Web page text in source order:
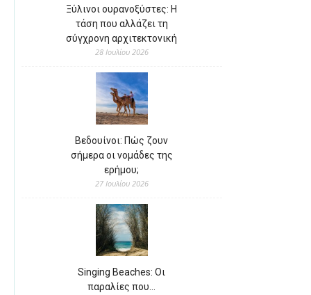
Ξύλινοι ουρανοξύστες: Η
τάση που αλλάζει τη
σύγχρονη αρχιτεκτονική
28 Ιουλίου 2026
Βεδουίνοι: Πώς ζουν
σήμερα οι νομάδες της
ερήμου;
27 Ιουλίου 2026
Singing Beaches: Οι
παραλίες που…